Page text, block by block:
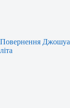
Повернення
літа